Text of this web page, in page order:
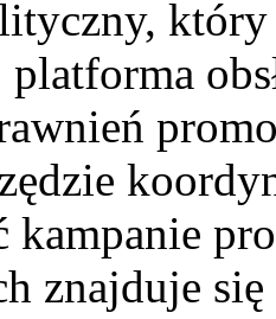
kampanie
znajduje